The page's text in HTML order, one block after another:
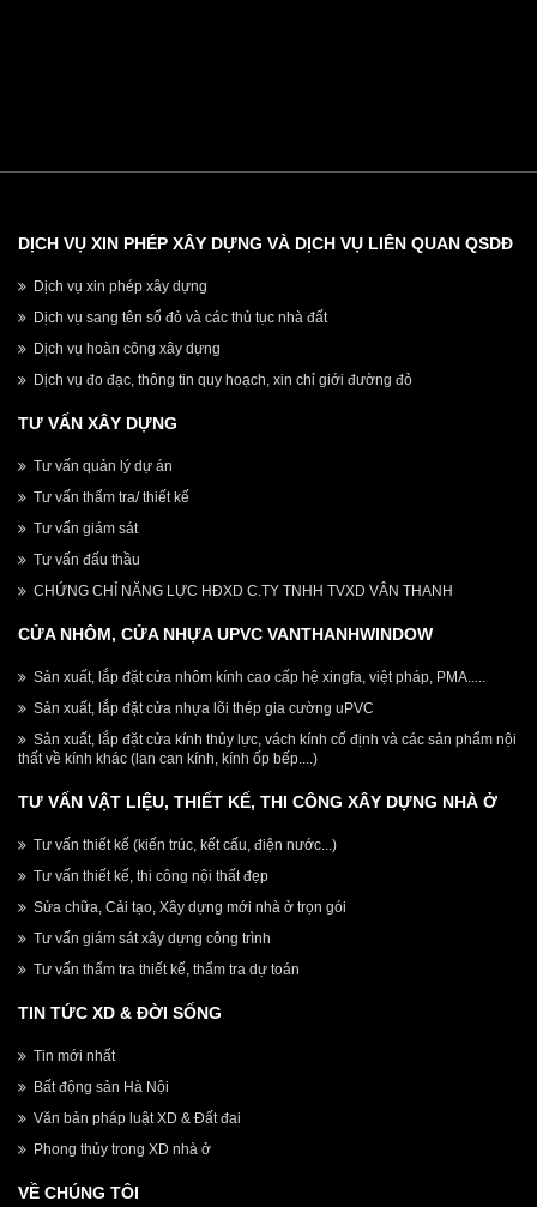
DỊCH VỤ XIN PHÉP XÂY DỰNG VÀ DỊCH VỤ LIÊN QUAN QSDĐ
Dịch vụ xin phép xây dựng
Dịch vụ sang tên sổ đỏ và các thủ tục nhà đất
Dịch vụ hoàn công xây dựng
Dịch vụ đo đạc, thông tin quy hoạch, xin chỉ giới đường đỏ
TƯ VẤN XÂY DỰNG
Tư vấn quản lý dự án
Tư vấn thẩm tra/ thiết kế
Tư vấn giám sát
Tư vấn đấu thầu
CHỨNG CHỈ NĂNG LỰC HĐXD C.TY TNHH TVXD VÂN THANH
CỬA NHÔM, CỬA NHỰA UPVC VANTHANHWINDOW
Sản xuất, lắp đặt cửa nhôm kính cao cấp hệ xingfa, việt pháp, PMA.....
Sản xuất, lắp đặt cửa nhựa lõi thép gia cường uPVC
Sản xuất, lắp đặt cửa kính thủy lực, vách kính cố định và các sản phẩm nội
thất về kính khác (lan can kính, kính ốp bếp....)
TƯ VẤN VẬT LIỆU, THIẾT KẾ, THI CÔNG XÂY DỰNG NHÀ Ở
Tư vấn thiết kế (kiến trúc, kết cấu, điện nước...)
Tư vấn thiết kế, thi công nội thất đẹp
Sửa chữa, Cải tạo, Xây dựng mới nhà ở trọn gói
Tư vấn giám sát xây dựng công trình
Tư vấn thẩm tra thiết kế, thẩm tra dự toán
TIN TỨC XD & ĐỜI SỐNG
Tin mới nhất
Bất động sản Hà Nội
Văn bản pháp luật XD & Đất đai
Phong thủy trong XD nhà ở
VỀ CHÚNG TÔI